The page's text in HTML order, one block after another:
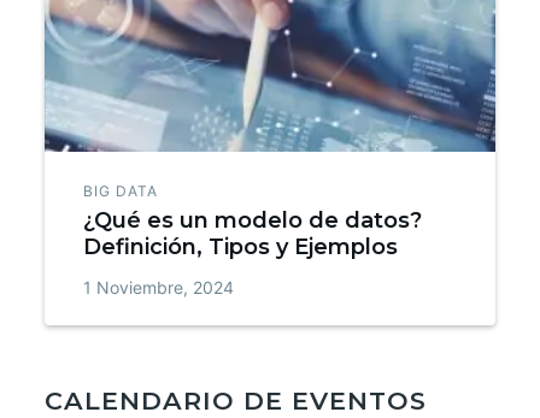
BIG DATA
¿Qué es un modelo de datos?
Definición, Tipos y Ejemplos
1 Noviembre, 2024
CALENDARIO DE EVENTOS